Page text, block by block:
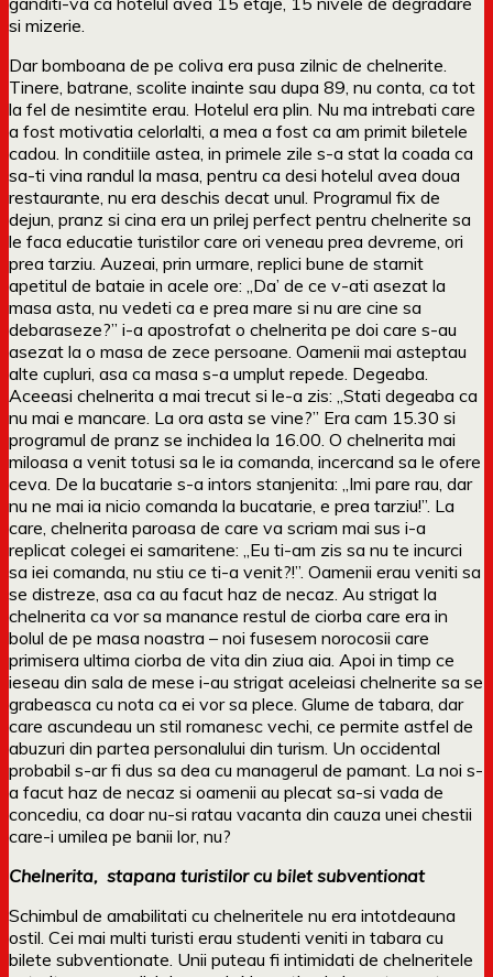
si mizerie.
Dar bomboana de pe coliva era pusa zilnic de chelnerite.
Tinere, batrane, scolite inainte sau dupa 89, nu conta, ca tot
la fel de nesimtite erau. Hotelul era plin. Nu ma intrebati care
a fost motivatia celorlalti, a mea a fost ca am primit biletele
cadou. In conditiile astea, in primele zile s-a stat la coada ca
sa-ti vina randul la masa, pentru ca desi hotelul avea doua
restaurante, nu era deschis decat unul. Programul fix de
dejun, pranz si cina era un prilej perfect pentru chelnerite sa
le faca educatie turistilor care ori veneau prea devreme, ori
prea tarziu. Auzeai, prin urmare, replici bune de starnit
apetitul de bataie in acele ore: „Da’ de ce v-ati asezat la
masa asta, nu vedeti ca e prea mare si nu are cine sa
debaraseze?” i-a apostrofat o chelnerita pe doi care s-au
asezat la o masa de zece persoane. Oamenii mai asteptau
alte cupluri, asa ca masa s-a umplut repede. Degeaba.
Aceeasi chelnerita a mai trecut si le-a zis: „Stati degeaba ca
nu mai e mancare. La ora asta se vine?” Era cam 15.30 si
programul de pranz se inchidea la 16.00. O chelnerita mai
miloasa a venit totusi sa le ia comanda, incercand sa le ofere
ceva. De la bucatarie s-a intors stanjenita: „Imi pare rau, dar
nu ne mai ia nicio comanda la bucatarie, e prea tarziu!”. La
care, chelnerita paroasa de care va scriam mai sus i-a
replicat colegei ei samaritene: „Eu ti-am zis sa nu te incurci
sa iei comanda, nu stiu ce ti-a venit?!”. Oamenii erau veniti sa
se distreze, asa ca au facut haz de necaz. Au strigat la
chelnerita ca vor sa manance restul de ciorba care era in
bolul de pe masa noastra – noi fusesem norocosii care
primisera ultima ciorba de vita din ziua aia. Apoi in timp ce
ieseau din sala de mese i-au strigat aceleiasi chelnerite sa se
grabeasca cu nota ca ei vor sa plece. Glume de tabara, dar
care ascundeau un stil romanesc vechi, ce permite astfel de
abuzuri din partea personalului din turism. Un occidental
probabil s-ar fi dus sa dea cu managerul de pamant. La noi s-
a facut haz de necaz si oamenii au plecat sa-si vada de
concediu, ca doar nu-si ratau vacanta din cauza unei chestii
care-i umilea pe banii lor, nu?
Chelnerita, stapana turistilor cu bilet subventionat
Schimbul de amabilitati cu chelneritele nu era intotdeauna
ostil. Cei mai multi turisti erau studenti veniti in tabara cu
bilete subventionate. Unii puteau fi intimidati de chelneritele